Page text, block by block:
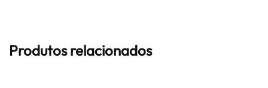
Produtos relacionados